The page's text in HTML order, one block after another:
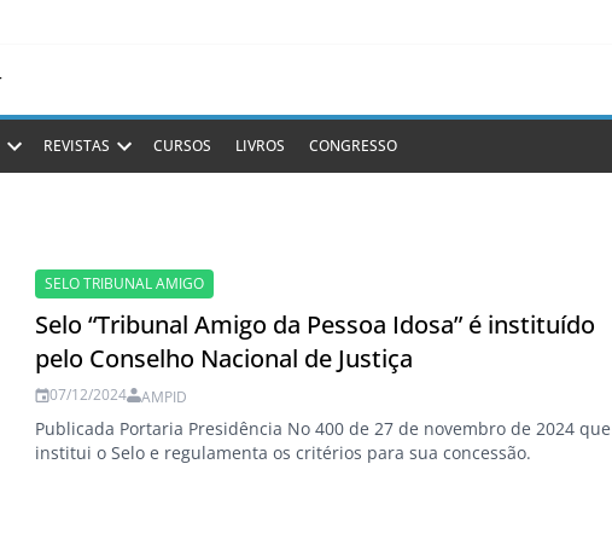
REVISTAS CURSOS LIVROS CONGRESSO
SELO TRIBUNAL AMIGO
Selo “Tribunal Amigo da Pessoa Idosa” é instituído
pelo Conselho Nacional de Justiça
07/12/2024 AMPID
Publicada Portaria Presidência No 400 de 27 de novembro de 2024 que
institui o Selo e regulamenta os critérios para sua concessão.